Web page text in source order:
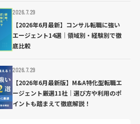
2026.7.29
【2026年6月最新】コンサル転職に強い
エージェント14選｜領域別・経験別で徹
底比較
2026.7.29
【2026年6月最新版】M&A特化型転職エ
ージェント厳選11社｜選び方や利用のポ
イントも踏まえて徹底解説！